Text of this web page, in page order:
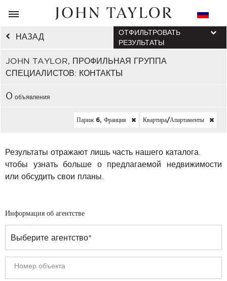
НАЗАД
JOHN TAYLOR, ПРОФИЛЬНАЯ ГРУППА
СПЕЦИАЛИСТОВ: КОНТАКТЫ
ОТФИЛЬТРОВАТЬ
РЕЗУЛЬТАТЫ
0 объявления
Париж 6, Франция Квартира/апартаменты
Результаты отражают лишь часть нашего каталога.
чтобы узнать больше о предлагаемой недвижимости
или обсудить свои планы.
Информация об агентстве